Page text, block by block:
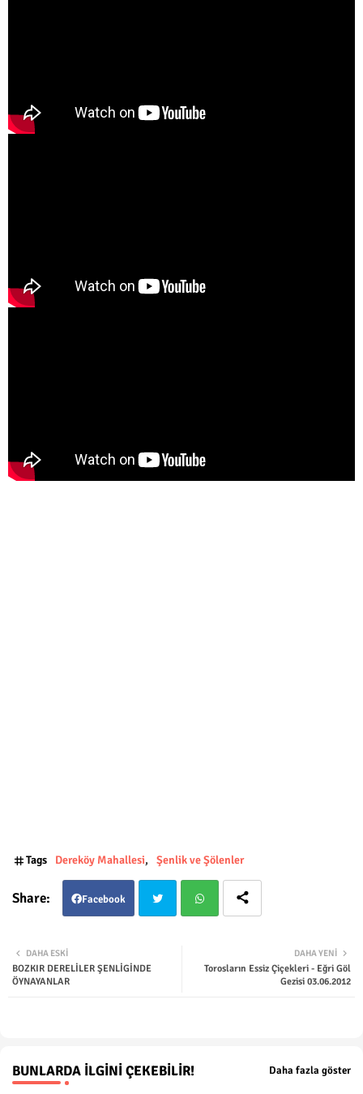
Tags Dereköy Mahallesi Şenlik ve Şölenler
Facebook
ter tsap
DAHA YENI
Torosların Essiz Çiçekleri - Eğri Göl
Gezisi 03.06.2012
DAHA ESKI
BOZKIR DERELİLER ŞENLİGİNDE
ÖYNAYANLAR
BUNLARDA İLGINI ÇEKEBILIR! Daha fazla göster